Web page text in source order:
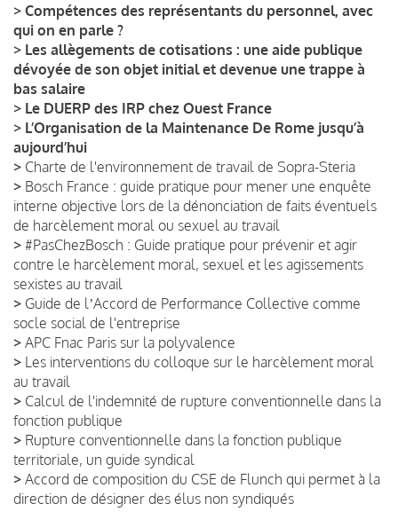
> Compétences des représentants du personnel, avec
qui on en parle ?
> Les allègements de cotisations : une aide publique
dévoyée de son objet initial et devenue une trappe à
bas salaire
> Le DUERP des IRP chez Ouest France
> L’Organisation de la Maintenance De Rome jusqu’à
aujourd’hui
> Charte de l'environnement de travail de Sopra-Steria
> Bosch France : guide pratique pour mener une enquête
interne objective lors de la dénonciation de faits éventuels
de harcèlement moral ou sexuel au travail
> #PasChezBosch : Guide pratique pour prévenir et agir
contre le harcèlement moral, sexuel et les agissements
sexistes au travail
> Guide de lʼAccord de Performance Collective comme
socle social de l'entreprise
> APC Fnac Paris sur la polyvalence
> Les interventions du colloque sur le harcèlement moral
au travail
> Calcul de l'indemnité de rupture conventionnelle dans la
fonction publique
> Rupture conventionnelle dans la fonction publique
territoriale, un guide syndical
> Accord de composition du CSE de Flunch qui permet à la
direction de désigner des élus non syndiqués